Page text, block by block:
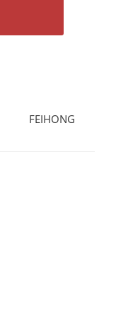
FEIHONG